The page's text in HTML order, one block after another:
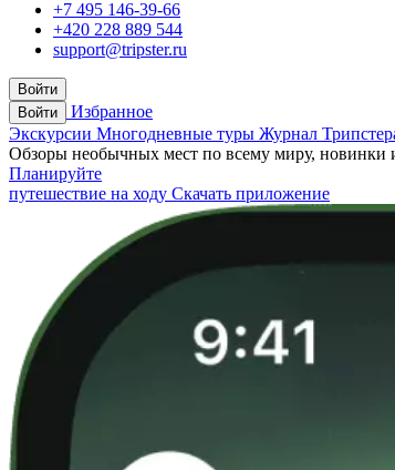
+7 495 146-39-66
+420 228 889 544
support@tripster.ru
Войти
Войти
Избранное
Экскурсии Многодневные туры Журнал
Обзоры необычных мест по всему миру, новинки
Планируйте
путешествие на ходу Скачать приложение